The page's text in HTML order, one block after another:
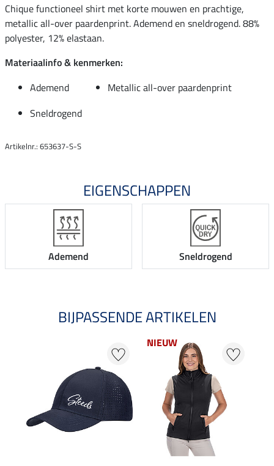
Chique functioneel shirt met korte mouwen en prachtige,
metallic all-over paardenprint. Ademend en sneldrogend. 88%
polyester, 12% elastaan.
Materiaalinfo & kenmerken:
Ademend
Metallic all-over paardenprint
Sneldrogend
Artikelnr.: 653637-S-S
EIGENSCHAPPEN
Ademend Sneldrogend
BIJPASSENDE ARTIKELEN
NIEUW